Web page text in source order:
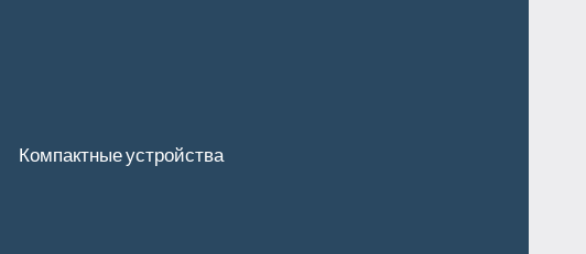
Компактные устройства